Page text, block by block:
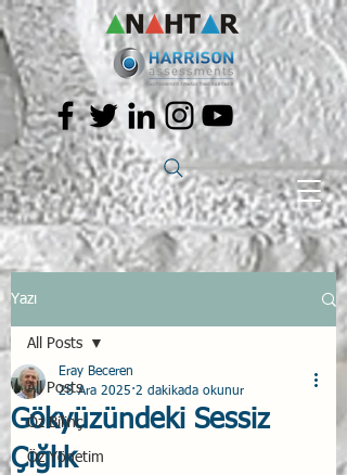
Yazı
All Posts
Öz Bilinç
Öz Yönetim
All Posts
Gökyüzündeki Sessiz
Çığlık
Eray Beceren
28 Ara 2025 2 dakikada okunur